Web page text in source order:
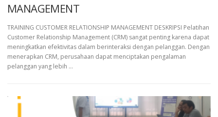
MANAGEMENT
TRAINING CUSTOMER RELATIONSHIP MANAGEMENT DESKRIPSI Pelatihan
Customer Relationship Management (CRM) sangat penting karena dapat
meningkatkan efektivitas dalam berinteraksi dengan pelanggan. Dengan
menerapkan CRM, perusahaan dapat menciptakan pengalaman
pelanggan yang lebih …